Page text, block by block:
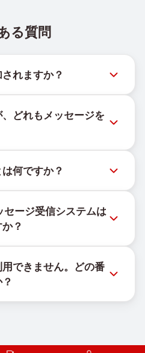
る質問
れますか？
認できます。このチャン
クセスできるよう、タイム
どれもメッセージを
スのアルゴリズムにより、
ジ配信がさまざまな理由で
ださい：
IPアドレスを変更してくだ
何ですか？
バイスに紐づかず、固定
しません。主な機能は、
メッセージの受信です。
ージ受信システムは
？
で動作します。SIMカード
フラと、メッセージ受信の
できません。どの番